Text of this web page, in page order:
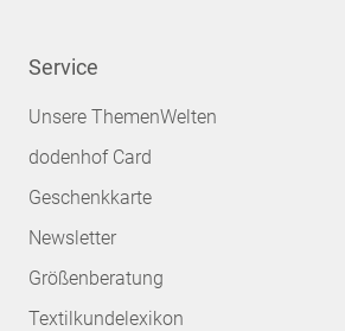
Service
Unsere ThemenWelten
dodenhof Card
Geschenkkarte
Newsletter
Größenberatung
Textilkundelexikon